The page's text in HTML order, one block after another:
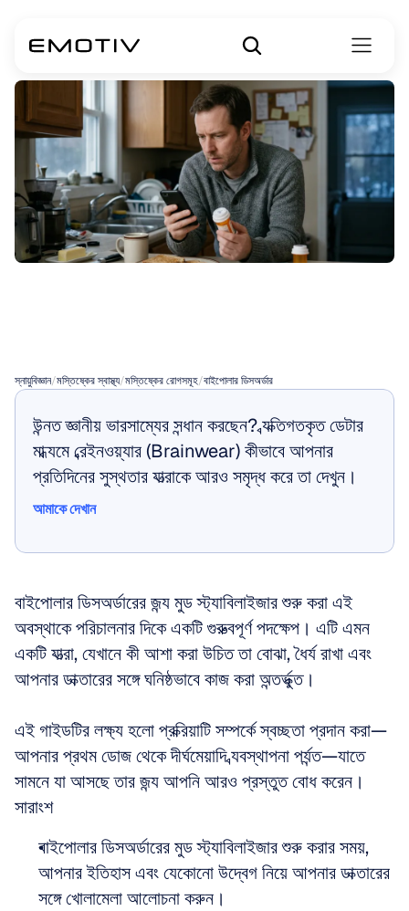
স্নায়ুবিজ্ঞান/মস্তিষ্কের স্বাস্থ্য/মস্তিষ্কের রোগসমূহ/বাইপোলার ডিসঅর্ডার
উন্নত জ্ঞানীয় ভারসাম্যের সন্ধান করছেন? ব্যক্তিগতকৃত ডেটার
মাধ্যমে ব্রেইনওয়্যার (Brainwear) কীভাবে আপনার
প্রতিদিনের সুস্থতার যাত্রাকে আরও সমৃদ্ধ করে তা দেখুন।
আমাকে দেখান
বাইপোলার ডিসঅর্ডারের জন্য মুড স্ট্যাবিলাইজার শুরু করা এই
অবস্থাকে পরিচালনার দিকে একটি গুরুত্বপূর্ণ পদক্ষেপ। এটি এমন
একটি যাত্রা, যেখানে কী আশা করা উচিত তা বোঝা, ধৈর্য রাখা এবং
আপনার ডাক্তারের সঙ্গে ঘনিষ্ঠভাবে কাজ করা অন্তর্ভুক্ত।
এই গাইডটির লক্ষ্য হলো প্রক্রিয়াটি সম্পর্কে স্বচ্ছতা প্রদান করা—
আপনার প্রথম ডোজ থেকে দীর্ঘমেয়াদি ব্যবস্থাপনা পর্যন্ত—যাতে
সামনে যা আসছে তার জন্য আপনি আরও প্রস্তুত বোধ করেন।
সারাংশ
বাইপোলার ডিসঅর্ডারের মুড স্ট্যাবিলাইজার শুরু করার সময়,
আপনার ইতিহাস এবং যেকোনো উদ্বেগ নিয়ে আপনার ডাক্তারের
সঙ্গে খোলামেলা আলোচনা করুন।